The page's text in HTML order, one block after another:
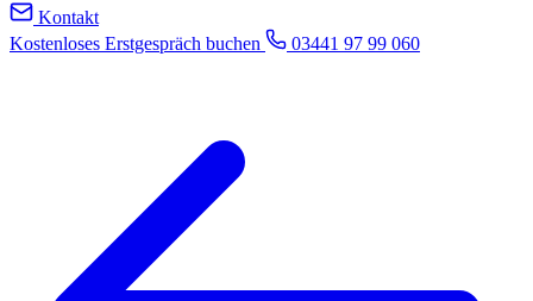
Kontakt
Kostenloses Erstgespräch buchen
03441 97 99 060